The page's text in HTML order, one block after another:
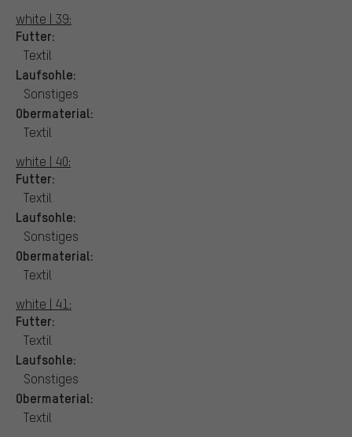
white | 39:
Futter:
Textil
Laufsohle:
Sonstiges
Obermaterial:
Textil
white | 40:
Futter:
Textil
Laufsohle:
Sonstiges
Obermaterial:
Textil
white | 41:
Futter:
Textil
Laufsohle:
Sonstiges
Obermaterial:
Textil